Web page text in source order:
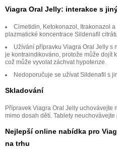
Viagra Oral Jelly: interakce s
Cimetidin, Ketokonazol, Itrakonazol
plazmatické koncentrace Sildenafil
Užívání přípravku Viagra Oral Jelly s
je kontraindikováno, protože může dojít
což může vyvolat záchvat hypotenze.
Nedoporučuje se užívat Sildenafil s
Skladování
Přípravek Viagra Oral Jelly uchovávejte
mimo dosah dětí. Tablety neuchovávejte
Nejlepší online nabídka pro
na trhu